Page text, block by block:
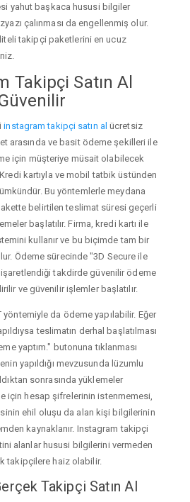
yahut başkaca hususi bilgiler
çalınması da engellenmiş olur.
takipçi paketlerini en ucuz
Takipçi Satın Al
instagram takipçi satın al ücretsiz
arasında ve basit ödeme şekilleri ile
için müşteriye müsait olabilecek
kartıyla ve mobil tatbik üstünden
Bu yöntemlerle meydana
belirtilen teslimat süresi geçerli
başlatılır. Firma, kredi kartı ile
kullanır ve bu biçimde tam bir
Ödeme sürecinde "3D Secure ile
takdirde güvenilir ödeme
ve güvenilir işlemler başlatılır.
yöntemiyle da ödeme yapılabilir. Eğer
teslimatın derhal başlatılması
yaptım." butonuna tıklanması
yapıldığı mevzusunda lüzumlu
sonrasında yüklemeler
için hesap şifrelerinin istenmemesi,
ehil oluşu da alan kişi bilgilerinin
kaynaklanır. Instagram takipçi
alanlar hususi bilgilerini vermeden
takipçilere haiz olabilir.
Takipçi Satın Al